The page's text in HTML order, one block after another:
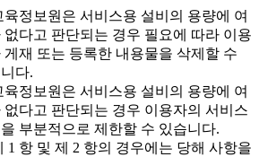
정보원은 서비스용 설비의 용량에 여
없다고 판단되는 경우 필요에 따라 이용
게재 또는 등록한 내용물을 삭제할 수
다.
정보원은 서비스용 설비의 용량에 여
없다고 판단되는 경우 이용자의 서비스
부분적으로 제한할 수 있습니다.
항 및 제 2 항의 경우에는 당해 사항을